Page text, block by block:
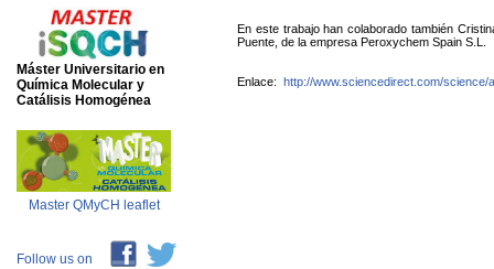
Máster Universitario en
Química Molecular y
Catálisis Homogénea
Master QMyCH leaflet
Follow us on
En este trabajo han colaborado también
Puente, de la empresa Peroxychem Spain S.L.
Enlace: http://www.sciencedirect.com/science/